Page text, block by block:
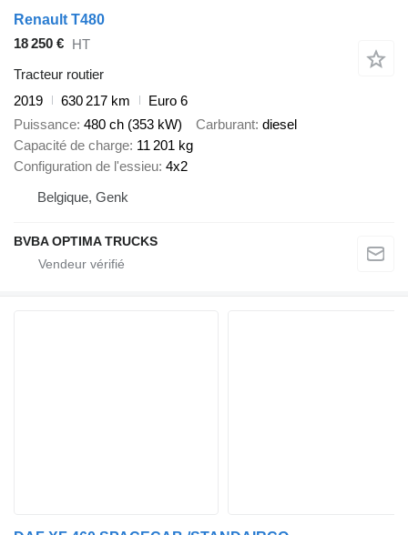
Renault T480
18 250 €
HT
Tracteur routier
2019
630 217 km
Euro 6
Puissance 480 ch (353 kW) Carburant diesel
Capacité de charge 11 201 kg
Configuration de l'essieu 4x2
Belgique, Genk
BVBA OPTIMA TRUCKS